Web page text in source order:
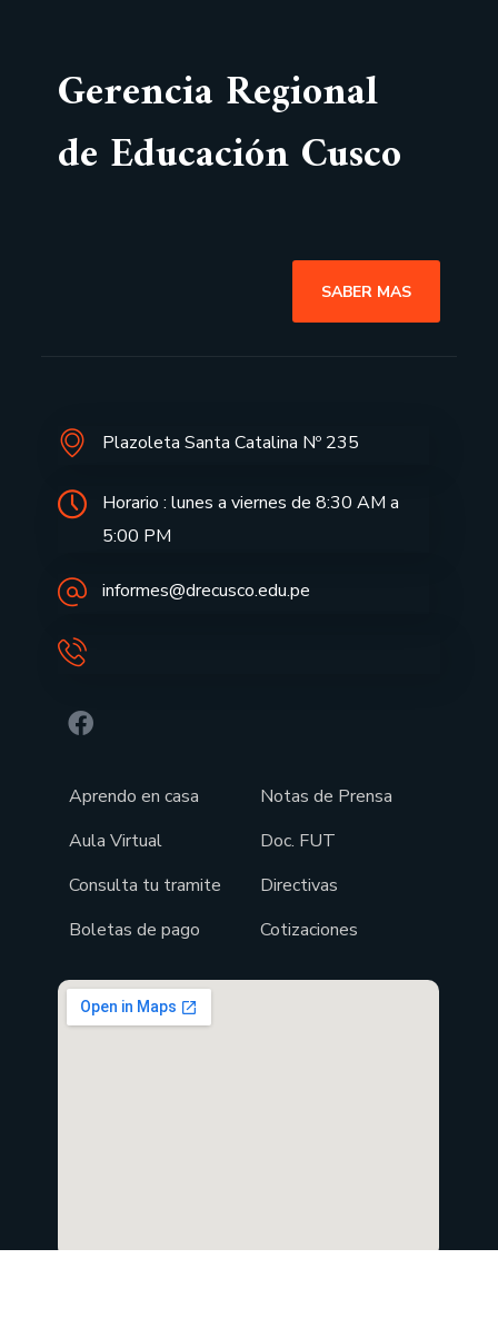
Gerencia Regional
de Educación Cusco
SABER MAS
Plazoleta Santa Catalina Nº 235
Horario : lunes a viernes de 8:30 AM a
5:00 PM
informes@drecusco.edu.pe
Aprendo en casa
Aula Virtual
Consulta tu tramite
Boletas de pago
Notas de Prensa
Doc. FUT
Directivas
Cotizaciones